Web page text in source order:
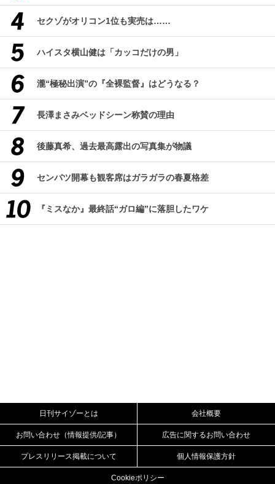
セクゾがオリコン1位も実売は……
ハイスタ横山健は「カッコだけの男」
瀧“極秘出演”の『全裸監督』はどうなる？
長澤まさみベッドシーン称賛の理由
後藤真希、過去最高露出の写真集が物議
センバツ開幕も観客席はガラガラの春夏格差
『ミスなか』最終話“ガロ編”に落胆したワケ
日刊サイゾーとは 会社概要
お問い合わせ（情報提供/記事） 広告に関するお問い合わせ
プレスリリース掲載について 個人情報保護方針
Cookieポリシー